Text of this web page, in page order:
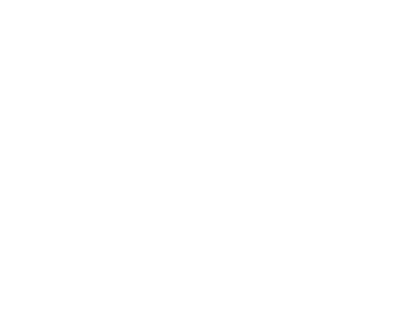
달
드 수상
…"국가가 책임 다하겠다"
시